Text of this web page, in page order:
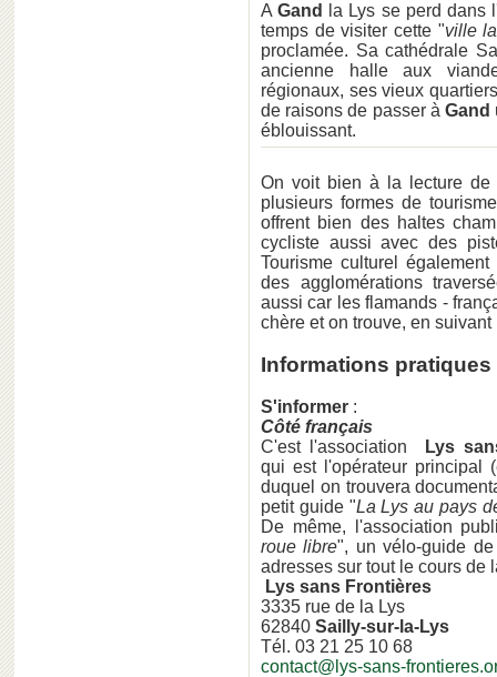
AGand
la Lys se perd dans
temps de visiter cette "ville
proclamée. Sa cathédrale
ancienne halle aux
régionaux, ses vieux
de raisons de passer à Gand
éblouissant.
On voit bien à la lecture
plusieurs formes de
offrent bien des haltes
cycliste aussi avec des
Tourisme culturel
des agglomérations
aussi car les flamands -
chère et on trouve, en
Informations pratiques
S'informer :
Côté français
C'est l'association
Lys
qui est l'opérateur principal
duquel on trouvera
petit guide "La Lys au pays
De même, l'association
roue libre", un vélo-guide
adresses sur tout le cours de
Lys sans Frontières
3335 rue de la Lys
62840 Sailly-sur-la-Lys
Tél. 03 21 25 10 68
contact@lys-sans-